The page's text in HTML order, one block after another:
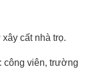
cất nhà trọ.
công viên, trường